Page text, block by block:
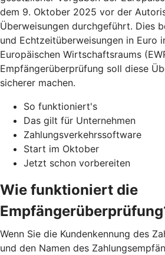
dem 9. Oktober 2025 vor der
Überweisungen durchgeführt. Dies
und Echtzeitüberweisungen in Euro
Europäischen Wirtschaftsraums
Empfängerüberprüfung soll diese
sicherer machen.
So funktioniert's
Das gilt für Unternehmen
Zahlungsverkehrssoftware
Start im Oktober
Jetzt schon vorbereiten
Wie funktioniert die
Wenn Sie die Kundenkennung des
und den Namen des